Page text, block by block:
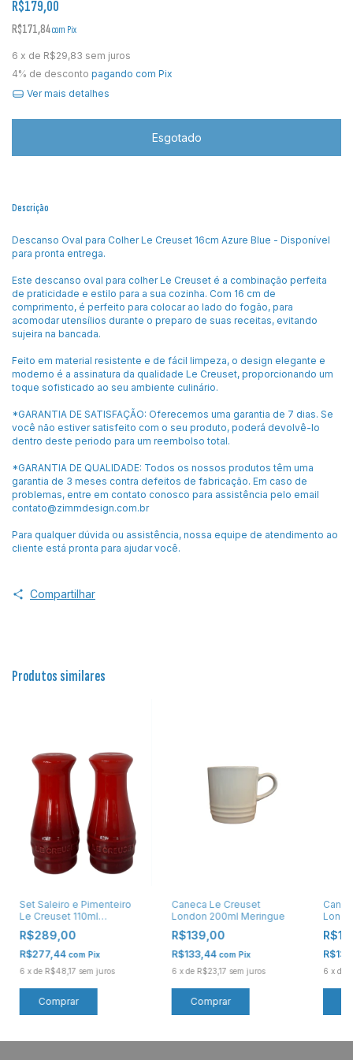
R$179,00
R$171,84com Pix
6 x de R$29,83 sem juros
4% de desconto pagando com Pix
Ver mais detalhes
Descrição
Descanso Oval para Colher Le Creuset 16cm Azure Blue - Disponível
para pronta entrega.
Este descanso oval para colher Le Creuset é a combinação perfeita
de praticidade e estilo para a sua cozinha. Com 16 cm de
comprimento, é perfeito para colocar ao lado do fogão, para
acomodar utensílios durante o preparo de suas receitas, evitando
sujeira na bancada.
Feito em material resistente e de fácil limpeza, o design elegante e
moderno é a assinatura da qualidade Le Creuset, proporcionando um
toque sofisticado ao seu ambiente culinário.
*GARANTIA DE SATISFAÇÃO: Oferecemos uma garantia de 7 dias. Se
você não estiver satisfeito com o seu produto, poderá devolvê-lo
dentro deste periodo para um reembolso total.
*GARANTIA DE QUALIDADE: Todos os nossos produtos têm uma
garantia de 3 meses contra defeitos de fabricação. Em caso de
problemas, entre em contato conosco para assistência pelo email
contato@zimmdesign.com.br
Para qualquer dúvida ou assistência, nossa equipe de atendimento ao
cliente está pronta para ajudar você.
Compartilhar
Produtos similares
Set Saleiro e Pimenteiro
Le Creuset 110ml
Vermelho
R$289,00
R$277,44 com Pix
6 xde R$48,17 sem juros
Caneca Le Creuset
London 200ml Meringue
R$139,00
R$133,44 com Pix
6 xde R$23,17 sem juros 6 x de